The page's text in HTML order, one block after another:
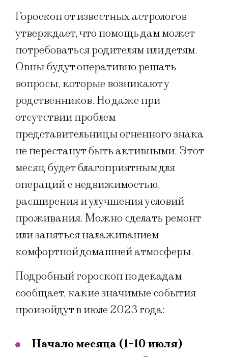
Гороскоп от известных астрологов
утверждает, что помощь дам может
потребоваться родителям или детям.
Овны будут оперативно решать
вопросы, которые возникают у
родственников. Но даже при
отсутствии проблем
представительницы огненного знака
не перестанут быть активными. Этот
месяц будет благоприятным для
операций с недвижимостью,
расширения и улучшения условий
проживания. Можно сделать ремонт
или заняться налаживанием
комфортной домашней атмосферы.
Подробный гороскоп по декадам
сообщает, какие значимые события
произойдут в июле 2023 года:
Начало месяца (1-10 июля)